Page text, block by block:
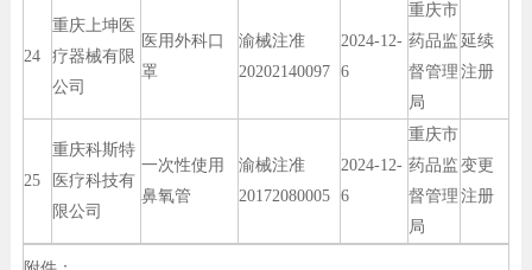
24
重庆上坤医
疗器械有限
公司
医用外科口
罩
渝械注准
20202140097
2024-12-
6
重庆市
药品监
督管理
局
延续
注册
25
重庆科斯特
医疗科技有
限公司
一次性使用
鼻氧管
渝械注准
20172080005
2024-12-
6
重庆市
药品监
督管理
局
变更
注册